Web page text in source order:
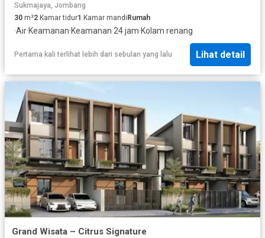
Sukmajaya, Jombang
30 m²2 Kamar tidur1 Kamar mandiRumah
·Air·Keamanan·Keamanan 24 jam·Kolam renang
Pertama kali terlihat lebih dari sebulan yang lalu Lihat detail
Grand Wisata – Citrus Signature